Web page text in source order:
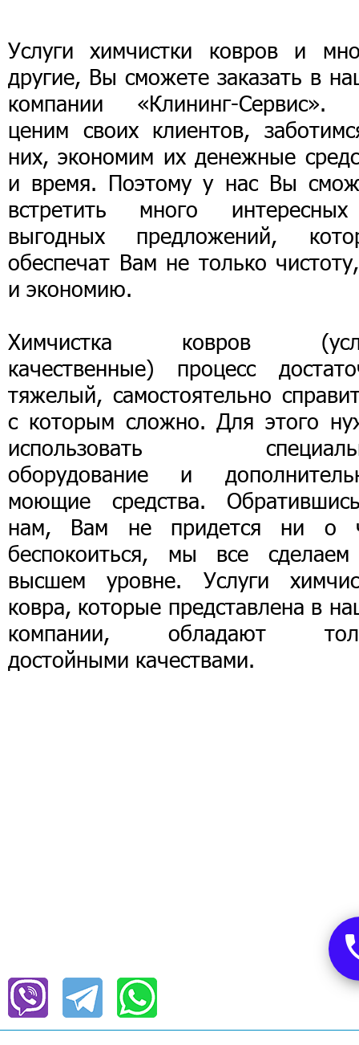
Услуги химчистки ковров и
другие, Вы сможете заказать в
компании «Клининг-
ценим своих клиентов,
них, экономим их денежные
и время. Поэтому у нас Вы
встретить много
выгодных предложений,
обеспечат Вам не только
и экономию.
Химчистка ковров
качественные) процесс
тяжелый, самостоятельно
с которым сложно. Для этого
использовать
оборудование и
моющие средства.
нам, Вам не придется ни о
беспокоиться, мы все
высшем уровне. Услуги
ковра, которые представлена в
компании, обладают
достойными качествами.